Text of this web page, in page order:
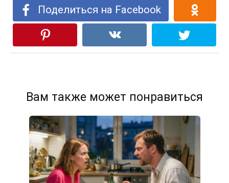
Поделиться на Facebook
Вам также может понравиться